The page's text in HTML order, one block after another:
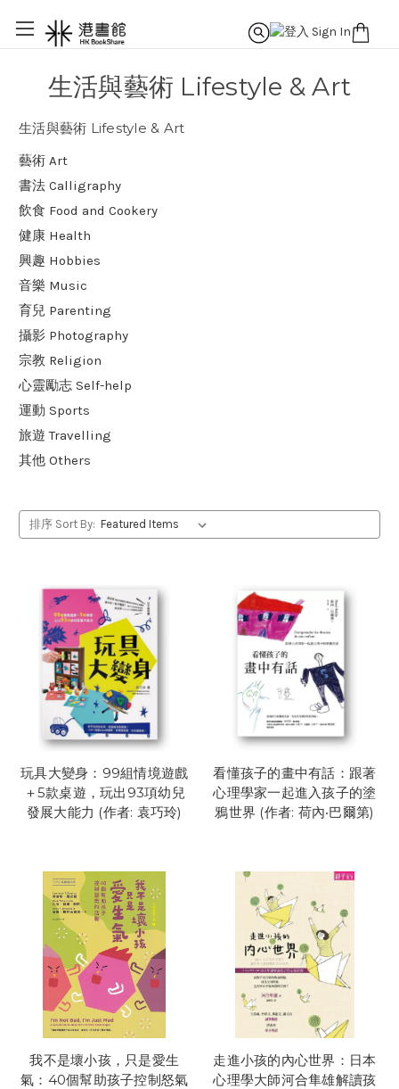
生活與藝術 Lifestyle & Art
生活與藝術 Lifestyle & Art
藝術 Art
書法 Calligraphy
飲食 Food and Cookery
健康 Health
興趣 Hobbies
音樂 Music
育兒 Parenting
攝影 Photography
宗教 Religion
心靈勵志 Self-help
運動 Sports
旅遊 Travelling
其他 Others
排序 Sort By:
玩具大變身：99組情境遊戲
＋5款桌遊，玩出93項幼兒
發展大能力 (作者: 袁巧玲)
看懂孩子的畫中有話：跟著
心理學家一起進入孩子的塗
鴉世界 (作者: 荷內‧巴爾第)
我不是壞小孩，只是愛生
氣：40個幫助孩子控制怒氣
走進小孩的內心世界：日本
心理學大師河合隼雄解讀孩